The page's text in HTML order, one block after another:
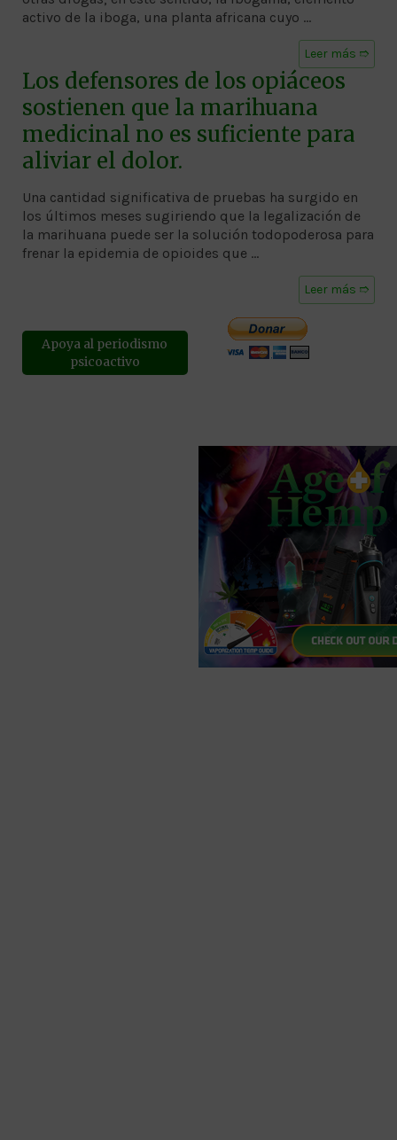
activo de la iboga, una planta africana cuyo …
Leer más ➱
Los defensores de los opiáceos
sostienen que la marihuana
medicinal no es suficiente para
aliviar el dolor.
Una cantidad significativa de pruebas ha surgido en
los últimos meses sugiriendo que la legalización de
la marihuana puede ser la solución todopoderosa para
frenar la epidemia de opioides que …
Leer más ➱
Apoya al periodismo
psicoactivo